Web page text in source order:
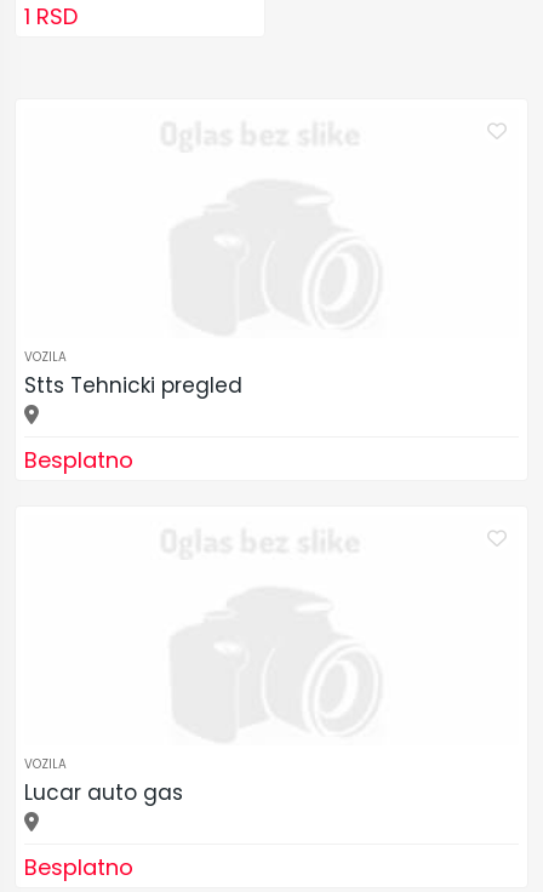
1 RSD
VOZILA
Stts Tehnicki pregled
Besplatno
VOZILA
Lucar auto gas
Besplatno